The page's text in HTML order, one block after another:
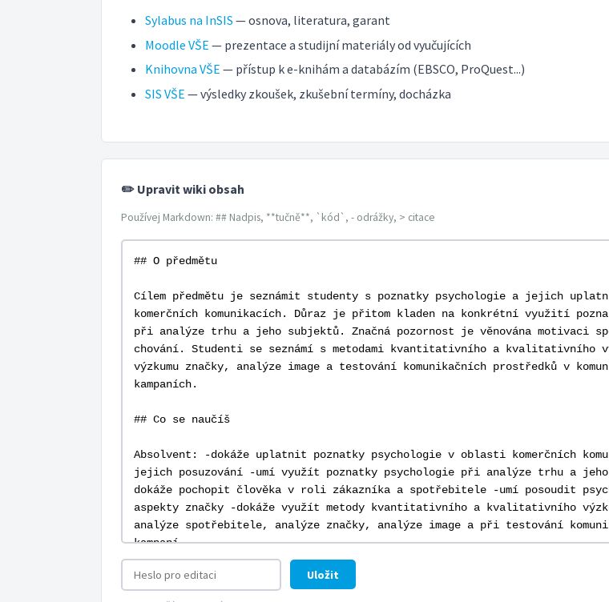
Sylabus na InSIS — osnova, literatura, garant
Moodle VŠE — prezentace a studijní materiály od vyučujících
Knihovna VŠE — přístup k e-knihám a databázím (EBSCO, ProQuest...)
SIS VŠE — výsledky zkoušek, zkušební termíny, docházka
✏️ Upravit wiki obsah
Používej Markdown: ## Nadpis, **tučně**, `kód`, - odrážky, > citace
Uložit